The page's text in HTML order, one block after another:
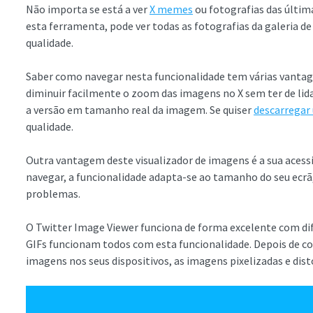
Não importa se está a verX memes ou fotografias das
esta ferramenta, pode ver todas as fotografias da galeria
qualidade.
Saber como navegar nesta funcionalidade tem várias
diminuir facilmente o zoom das imagens no X sem ter de
a versão em tamanho real da imagem. Se quiser
qualidade.
Outra vantagem deste visualizador de imagens é a sua
navegar, a funcionalidade adapta-se ao tamanho do seu
problemas.
O Twitter Image Viewer funciona de forma excelente com
GIFs funcionam todos com esta funcionalidade. Depois de
imagens nos seus dispositivos, as imagens pixelizadas e